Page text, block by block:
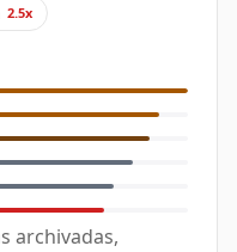
2.5x
archivadas,